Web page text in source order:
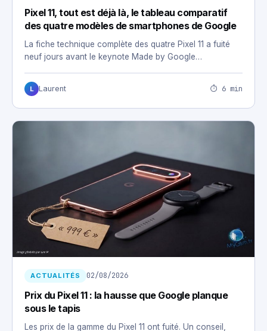
Pixel 11, tout est déjà là, le tableau comparatif
des quatre modèles de smartphones de Google
La fiche technique complète des quatre Pixel 11 a fuité
neuf jours avant le keynote Made by Google…
L Laurent ⏱ 6 min
ACTUALITÉS 02/08/2026
Prix du Pixel 11 : la hausse que Google planque
sous le tapis
Les prix de la gamme du Pixel 11 ont fuité. Un conseil,